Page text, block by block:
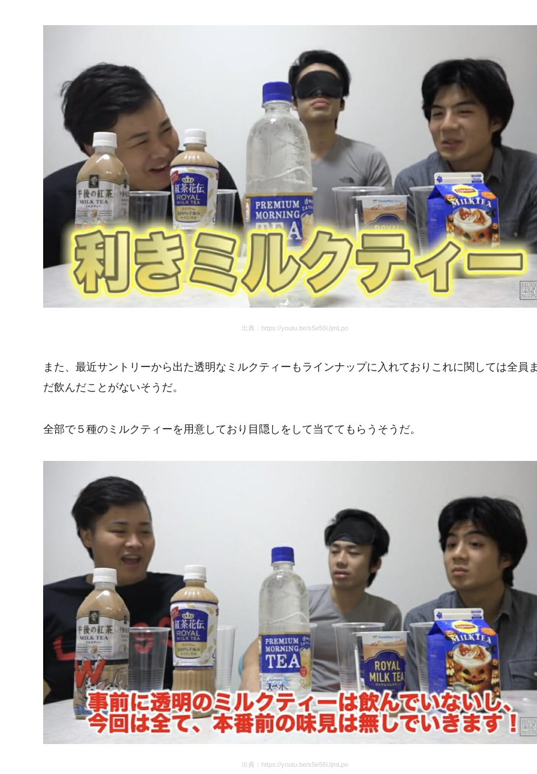
出典：https://youtu.be/s5e56UjmLpo
また、最近サントリーから出た透明なミルクティーもラインナップに入れておりこれに関しては全員
だ飲んだことがないそうだ。
全部で５種のミルクティーを用意しており目隠しをして当ててもらうそうだ。
出典：https://youtu.be/s5e56UjmLpo